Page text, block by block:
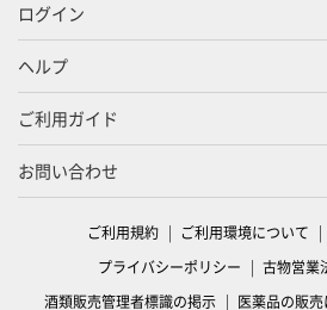
ログイン
ヘルプ
ご利用ガイド
お問い合わせ
ご利用規約 ご利用環境について
プライバシーポリシー
古物営業
酒類販売管理者標識の掲示
医薬品の販